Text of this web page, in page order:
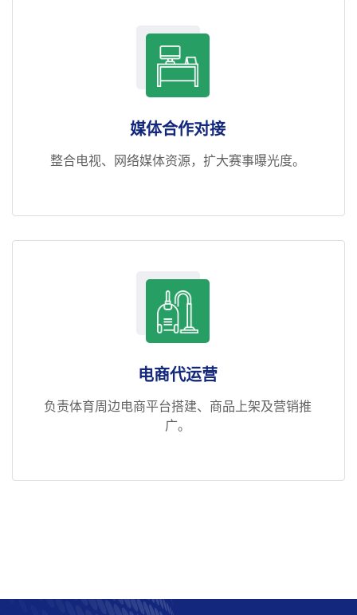
媒体合作对接
整合电视、网络媒体资源，扩大赛事曝光度。
电商代运营
负责体育周边电商平台搭建、商品上架及营销推
广。